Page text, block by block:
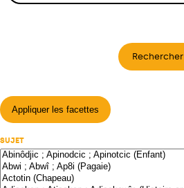
Rechercher
Appliquer les facettes
SUJET